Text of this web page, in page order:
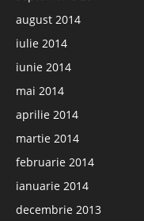
august 2014
iulie 2014
iunie 2014
mai 2014
aprilie 2014
martie 2014
februarie 2014
ianuarie 2014
decembrie 2013